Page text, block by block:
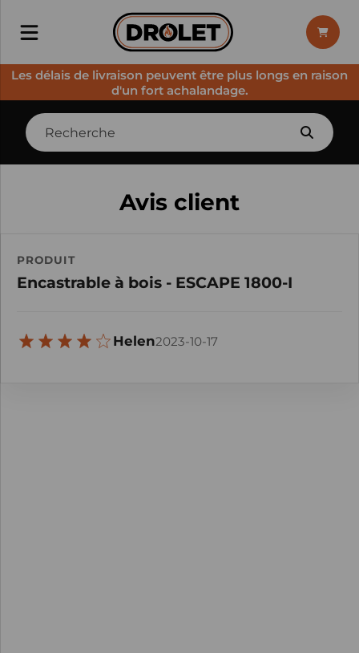
Les délais de livraison peuvent être plus longs en raison
d'un fort achalandage.
Avis client
PRODUIT
Encastrable à bois - ESCAPE 1800-I
Helen2023-10-17